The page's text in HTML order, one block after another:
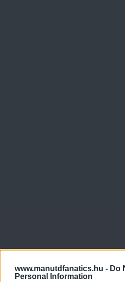
www.manutdfanatics.hu - Do
Personal Information